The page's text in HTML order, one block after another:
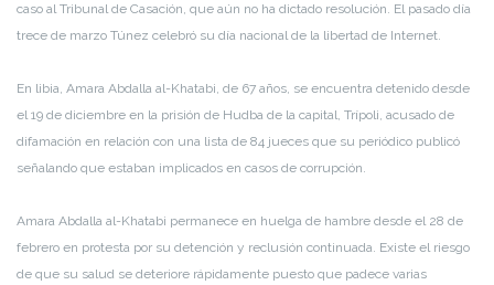
caso al Tribunal de Casación, que aún no ha dictado resolución. El pasado día
trece de marzo Túnez celebró su día nacional de la libertad de Internet.
En libia, Amara Abdalla al-Khatabi, de 67 años, se encuentra detenido desde
el 19 de diciembre en la prisión de Hudba de la capital, Trípoli, acusado de
difamación en relación con una lista de 84 jueces que su periódico publicó
señalando que estaban implicados en casos de corrupción.
Amara Abdalla al-Khatabi permanece en huelga de hambre desde el 28 de
febrero en protesta por su detención y reclusión continuada. Existe el riesgo
de que su salud se deteriore rápidamente puesto que padece varias